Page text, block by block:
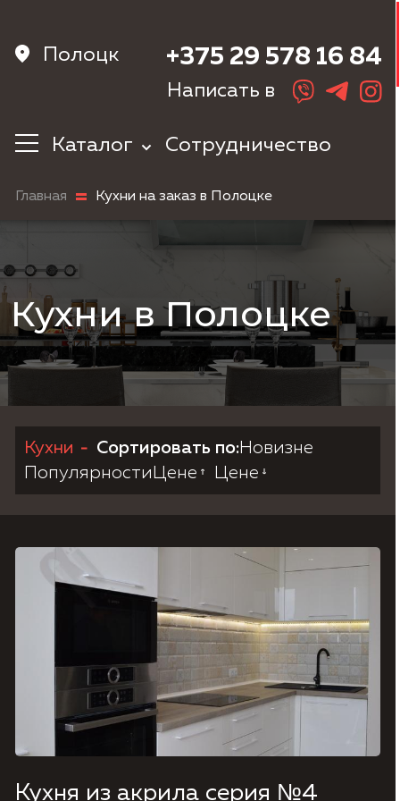
Полоцк
Каталог
Корпусная
прихожую
Шкафы
Мебель в
спальню
Детская мебель
Сотрудничество
+375 29 578 16 84
Написать в
Главная Кухни на заказ в Полоцке
Кухни в Полоцке
Кухни Сортировать по:Новизне
Популярности
Цене Цене
Кухня из акрила серия №4